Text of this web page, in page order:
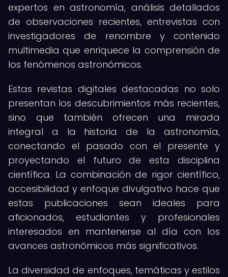
expertos en astronomía, análisis detallados
de observaciones recientes, entrevistas con
investigadores de renombre y contenido
multimedia que enriquece la comprensión de
los fenómenos astronómicos.
Estas revistas digitales destacadas no solo
presentan los descubrimientos más recientes,
sino que también ofrecen una mirada
integral a la historia de la astronomía,
conectando el pasado con el presente y
proyectando el futuro de esta disciplina
científica. La combinación de rigor científico,
accesibilidad y enfoque divulgativo hace que
estas publicaciones sean ideales para
aficionados, estudiantes y profesionales
interesados en mantenerse al día con los
avances astronómicos más significativos.
La diversidad de enfoques, temáticas y estilos